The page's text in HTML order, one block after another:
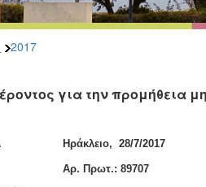
2017
για την προμήθεια
Ηράκλειο, 28/7/2017
Aρ. Πρωτ.: 89707